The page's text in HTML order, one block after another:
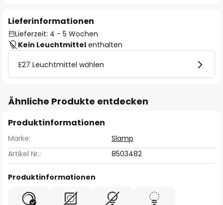
Lieferinformationen
Lieferzeit: 4 - 5 Wochen
Kein Leuchtmittel enthalten
E27 Leuchtmittel wählen
Ähnliche Produkte entdecken
Produktinformationen
Marke:
Slamp
Artikel Nr.:
8503482
Produktinformationen